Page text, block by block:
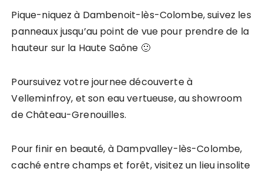
Pique-niquez à Dambenoit-lès-Colombe, suivez les
panneaux jusqu’au point de vue pour prendre de la
hauteur sur la Haute Saône 🙂
Poursuivez votre journee découverte à
Velleminfroy, et son eau vertueuse, au showroom
de Château-Grenouilles.
Pour finir en beauté, à Dampvalley-lès-Colombe,
caché entre champs et forêt, visitez un lieu insolite